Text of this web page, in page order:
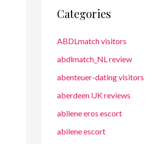
Categories
ABDLmatch visitors
abdlmatch_NL review
abenteuer-dating visitors
aberdeen UK reviews
abilene eros escort
abilene escort